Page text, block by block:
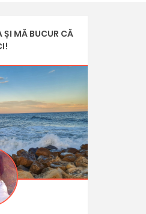
ȘI MĂ BUCUR CĂ